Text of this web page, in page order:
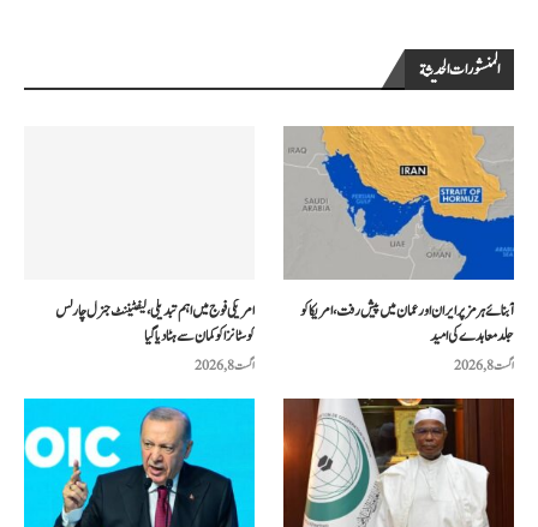
المنشورات الحديثة
امریکی فوج میں اہم تبدیلی، لیفٹیننٹ جنرل چارلس
کوسٹانزا کو کمان سے ہٹا دیا گیا
اگست 8, 2026
آبنائے ہرمز پر ایران اور عمان میں پیش رفت، امریکا کو
جلد معاہدے کی امید
اگست 8, 2026